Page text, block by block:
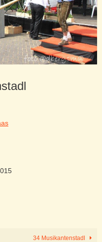
34 Musikantenstadl